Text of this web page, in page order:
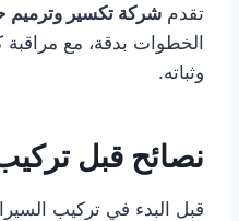
تقدم شركة تكسير وترميم
الخطوات بدقة، مع
وثباته.
نصائح قبل
قبل البدء في تركيب